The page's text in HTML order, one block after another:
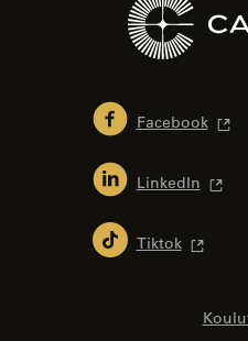
Facebook
LinkedIn
Tiktok